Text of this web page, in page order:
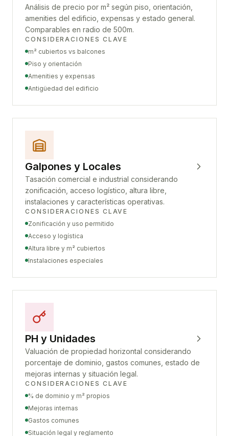
Análisis de precio por m² según piso, orientación,
amenities del edificio, expensas y estado general.
Comparables en radio de 500m.
CONSIDERACIONES CLAVE
m² cubiertos vs balcones
Piso y orientación
Amenities y expensas
Antigüedad del edificio
Galpones y Locales
Tasación comercial e industrial considerando
zonificación, acceso logístico, altura libre,
instalaciones y características operativas.
CONSIDERACIONES CLAVE
Zonificación y uso permitido
Acceso y logística
Altura libre y m² cubiertos
Instalaciones especiales
PH y Unidades
Valuación de propiedad horizontal considerando
porcentaje de dominio, gastos comunes, estado de
mejoras internas y situación legal.
CONSIDERACIONES CLAVE
% de dominio y m² propios
Mejoras internas
Gastos comunes
Situación legal y reglamento